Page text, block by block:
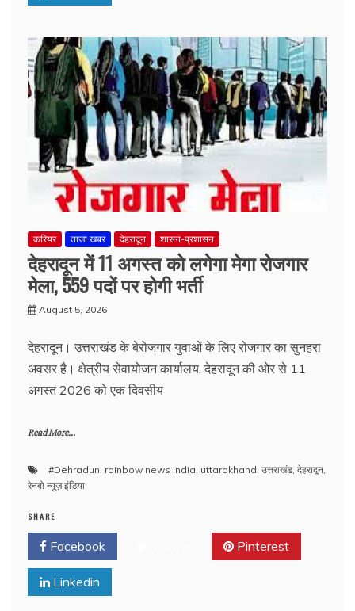
करियर ताजा खबर देहरादून शासन-प्रशासन
देहरादून में 11 अगस्त को लगेगा मेगा रोजगार
मेला, 559 पदों पर होगी भर्ती
August 5, 2026
देहरादून। उत्तराखंड के बेरोजगार युवाओं के लिए रोजगार का सुनहरा
अवसर है। क्षेत्रीय सेवायोजन कार्यालय, देहरादून की ओर से 11
अगस्त 2026 को एक दिवसीय
Read More...
#Dehradun, rainbow news india, uttarakhand, उत्तराखंड, देहरादून,
रेनबो न्यूज़ इंडिया
SHARE
Facebook Pinterest
Linkedin